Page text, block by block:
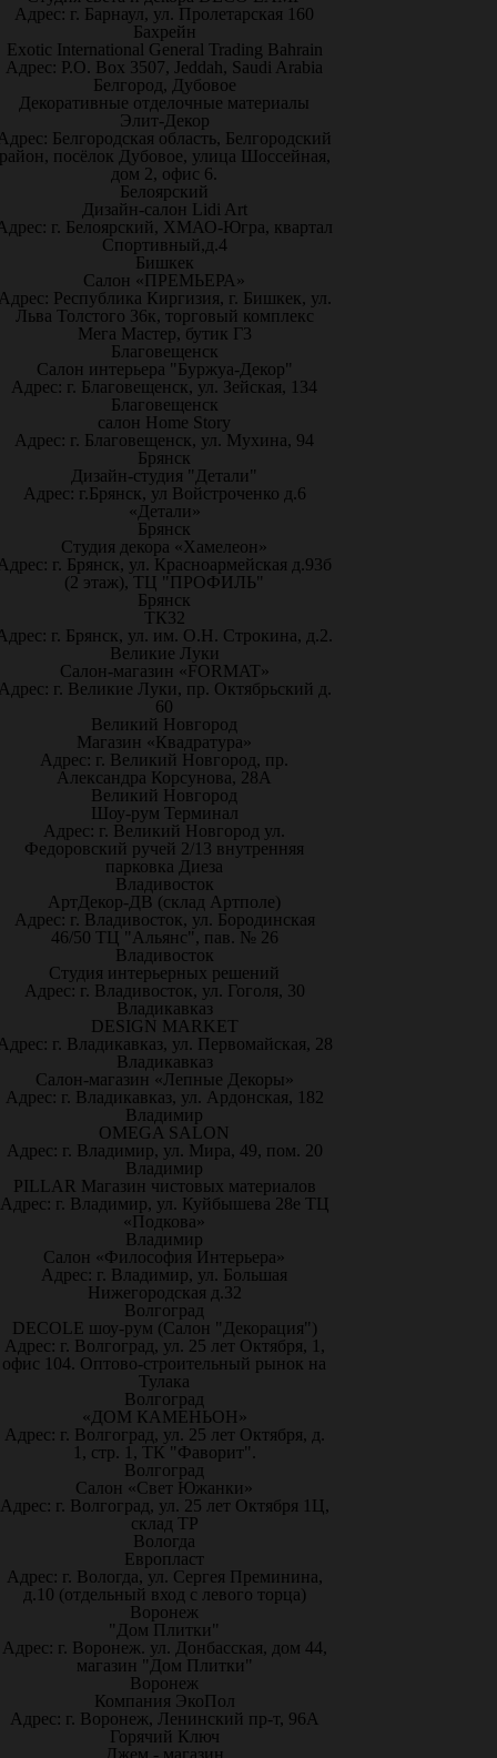
Адрес: г. Барнаул, ул. Пролетарская 160
Бахрейн
Exotic International General Trading Bahrain
Адрес: P.O. Box 3507, Jeddah, Saudi Arabia
Белгород, Дубовое
Декоративные отделочные материалы
Элит-Декор
Белгородская область, Белгородский
посёлок Дубовое, улица Шоссейная,
дом 2, офис 6.
Белоярский
Дизайн-салон Lidi Art
г. Белоярский, ХМАО-Югра, квартал
Спортивный,д.4
Бишкек
Салон «ПРЕМЬЕРА»
Республика Киргизия, г. Бишкек, ул.
Льва Толстого 36к, торговый комплекс
Мега Мастер, бутик Г3
Благовещенск
Салон интерьера "Буржуа-Декор"
Адрес: г. Благовещенск, ул. Зейская, 134
Благовещенск
салон Home Story
Адрес: г. Благовещенск, ул. Мухина, 94
Брянск
Дизайн-студия "Детали"
Адрес: г.Брянск, ул Войстроченко д.6
«Детали»
Брянск
Студия декора «Хамелеон»
г. Брянск, ул. Красноармейская д.93б
(2 этаж), ТЦ "ПРОФИЛЬ"
Брянск
ТК32
г. Брянск, ул. им. О.Н. Строкина, д.2.
Великие Луки
Салон-магазин «FORMAT»
г. Великие Луки, пр. Октябрьский д.
60
Великий Новгород
Магазин «Квадратура»
Адрес: г. Великий Новгород, пр.
Александра Корсунова, 28А
Великий Новгород
Шоу-рум Терминал
Адрес: г. Великий Новгород ул.
Федоровский ручей 2/13 внутренняя
парковка Диеза
Владивосток
АртДекор-ДВ (склад Артполе)
Адрес: г. Владивосток, ул. Бородинская
46/50 ТЦ "Альянс", пав. № 26
Владивосток
Студия интерьерных решений
Адрес: г. Владивосток, ул. Гоголя, 30
Владикавказ
DESIGN MARKET
г. Владикавказ, ул. Первомайская, 28
Владикавказ
Салон-магазин «Лепные Декоры»
Адрес: г. Владикавказ, ул. Ардонская, 182
Владимир
OMEGA SALON
Адрес: г. Владимир, ул. Мира, 49, пом. 20
Владимир
PILLAR Магазин чистовых материалов
Адрес: г. Владимир, ул. Куйбышева 28е ТЦ
«Подкова»
Владимир
Салон «Философия Интерьера»
Адрес: г. Владимир, ул. Большая
Нижегородская д.32
Волгоград
DECOLE шоу-рум (Салон "Декорация")
Адрес: г. Волгоград, ул. 25 лет Октября, 1,
офис 104. Оптово-строительный рынок на
Тулака
Волгоград
«ДОМ КАМЕНЬОН»
Адрес: г. Волгоград, ул. 25 лет Октября, д.
1, стр. 1, ТК "Фаворит".
Волгоград
Салон «Свет Южанки»
Адрес: г. Волгоград, ул. 25 лет Октября 1Ц,
склад ТР
Вологда
Европласт
Адрес: г. Вологда, ул. Сергея Преминина,
д.10 (отдельный вход с левого торца)
Воронеж
"Дом Плитки"
Адрес: г. Воронеж. ул. Донбасская, дом 44,
магазин "Дом Плитки"
Воронеж
Компания ЭкоПол
Адрес: г. Воронеж, Ленинский пр-т, 96А
Горячий Ключ
Джем - магазин